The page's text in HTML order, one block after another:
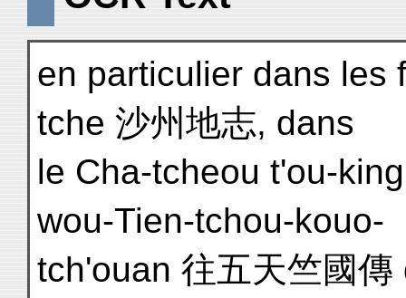
en particulier dans les
tche 沙州地志, dans
le Cha-tcheou t'ou-
wou-Tien-tchou-kouo-
tch'ouan 往五天竺國